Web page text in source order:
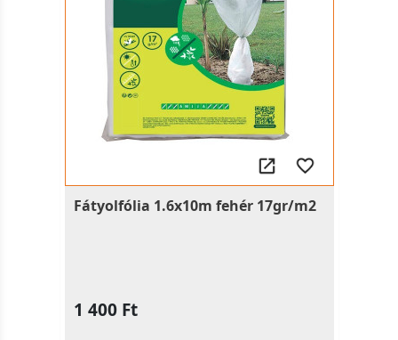
Fátyolfólia 1.6x10m fehér 17gr/m2
1 400 Ft